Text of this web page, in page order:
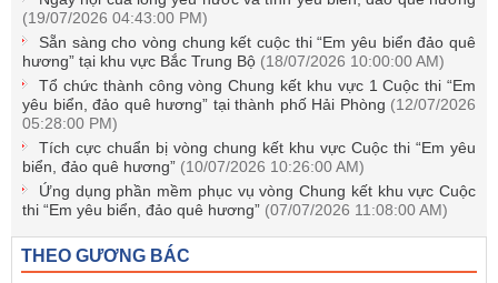
(19/07/2026 04:43:00 PM)
Sẵn sàng cho vòng chung kết cuộc thi “Em yêu biển đảo quê
hương” tại khu vực Bắc Trung Bộ (18/07/2026 10:00:00 AM)
Tổ chức thành công vòng Chung kết khu vực 1 Cuộc thi “Em
yêu biển, đảo quê hương” tại thành phố Hải Phòng (12/07/2026
05:28:00 PM)
Tích cực chuẩn bị vòng chung kết khu vực Cuộc thi “Em yêu
biển, đảo quê hương” (10/07/2026 10:26:00 AM)
Ứng dụng phần mềm phục vụ vòng Chung kết khu vực Cuộc
thi “Em yêu biển, đảo quê hương” (07/07/2026 11:08:00 AM)
THEO GƯƠNG BÁC